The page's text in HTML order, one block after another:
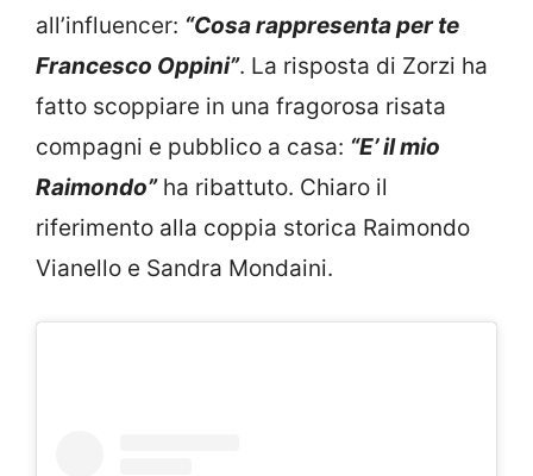
all’influencer: “Cosa rappresenta per te
Francesco Oppini”. La risposta di Zorzi ha
fatto scoppiare in una fragorosa risata
compagni e pubblico a casa: “E’ il mio
Raimondo”ha ribattuto. Chiaro il
riferimento alla coppia storica Raimondo
Vianello e Sandra Mondaini.